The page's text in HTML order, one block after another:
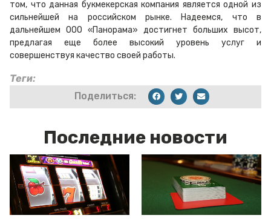
том, что данная букмекерская компания является одной из
сильнейшей на российском рынке. Надеемся, что в
дальнейшем ООО «Панорама» достигнет больших высот,
предлагая еще более высокий уровень услуг и
совершенствуя качество своей работы.
Теги:
Поделиться:
Последние новости